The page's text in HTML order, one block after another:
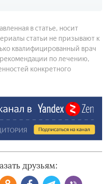
в статье, носит
статьи не призывают к
квалифицированный врач
по лечению,
конкретного
друзьям: